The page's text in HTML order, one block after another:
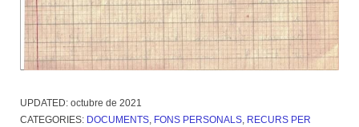
UPDATED: octubre de 2021
CATEGORIES: DOCUMENTS, FONS PERSONALS, RECURS PER